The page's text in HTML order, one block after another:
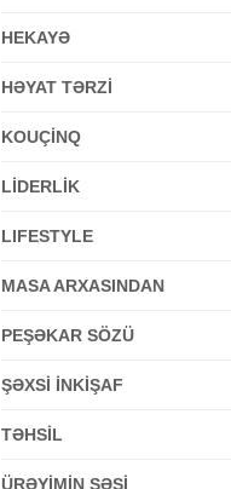
HEKAYƏ
HƏYAT TƏRZİ
KOUÇİNQ
LİDERLİK
LIFESTYLE
MASA ARXASINDAN
PEŞƏKAR SÖZÜ
ŞƏXSİ İNKİŞAF
TƏHSİL
ÜRƏYİMİN SƏSİ